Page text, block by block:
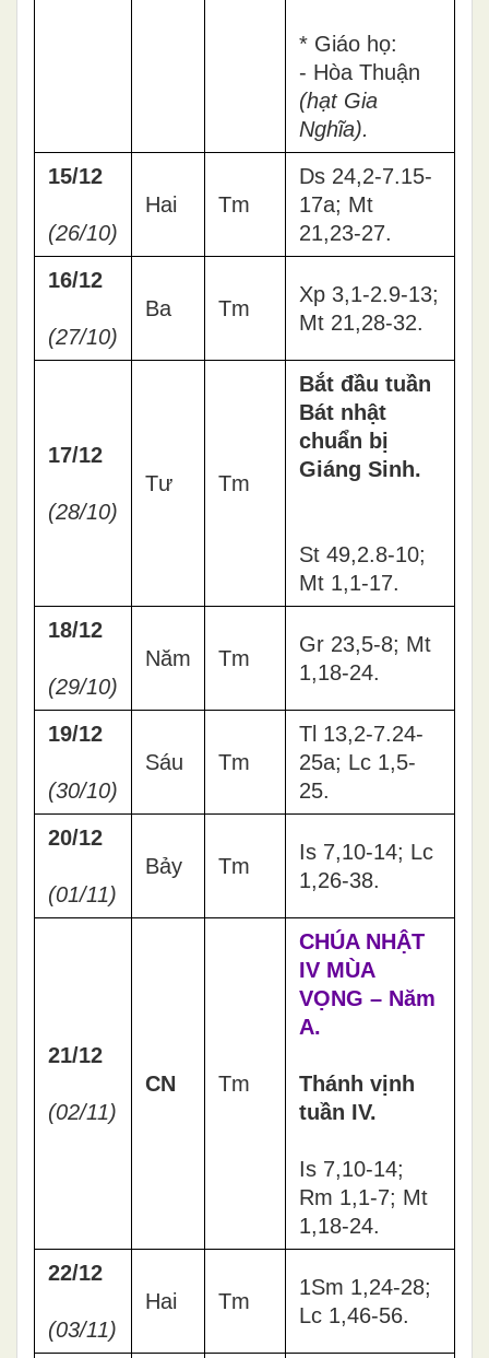
* Giáo họ:
- Hòa Thuận
(hạt Gia
Nghĩa).
15/12
(26/10)
Hai Tm
Ds 24,2-7.15-
17a; Mt
21,23-27.
16/12
(27/10)
Ba Tm
Xp 3,1-2.9-13;
Mt 21,28-32.
17/12
(28/10)
Tư Tm
Bắt đầu tuần
Bát nhật
chuẩn bị
Giáng Sinh.
St 49,2.8-10;
Mt 1,1-17.
18/12
(29/10)
Năm Tm
Gr 23,5-8; Mt
1,18-24.
19/12
(30/10)
Sáu Tm
Tl 13,2-7.24-
25a; Lc 1,5-
25.
20/12
(01/11)
Bảy Tm
Is 7,10-14; Lc
1,26-38.
21/12
(02/11)
CN Tm
CHÚA NHẬT
IV MÙA
VỌNG – Năm
A.
Thánh vịnh
tuần IV.
Is 7,10-14;
Rm 1,1-7; Mt
1,18-24.
22/12
(03/11)
Hai Tm
1Sm 1,24-28;
Lc 1,46-56.